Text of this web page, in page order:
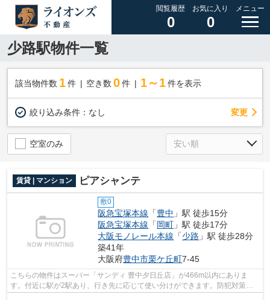
閲覧履歴
0
お気に入り
0
メニュー
少路駅物件一覧
該当物件数 1件 空き数 0 件 1～1 件を表示
絞り込み条件： なし 変更
空室のみ
賃貸 | マンション ピアシャンテ
敷0
阪急宝塚本線 「豊中 」駅 徒歩15分
阪急宝塚本線 「岡町 」駅 徒歩17分
大阪モノレール本線 「少路 」駅 徒歩28分
築41年
大阪府豊中市栗ケ丘町7-45
こちらの物件はスーパー「サンディ 豊中夕日丘店」が466m以内にありま
す。付近に駅が2駅あり、行き先に応じて使い分けができます。防犯対策の